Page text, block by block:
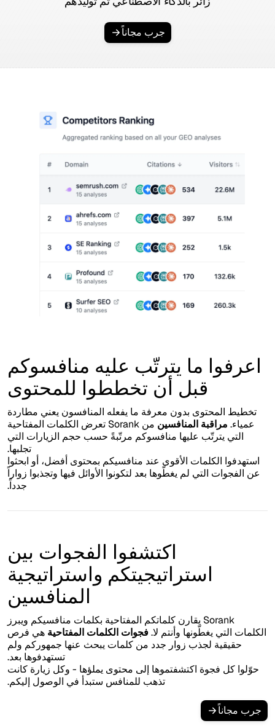
جرب مجاناً
اعرفوا ما يترتّب عليه منافسوكم
قبل أن تخططوا للمحتوى
تخطيط المحتوى بدون معرفة ما يفعله المنافسون يعني مطاردة
عمياء. مراقبة المنافسين
من Sorank تعرض الكلمات المفتاحية
التي يترتّب عليها منافسوكم مرتّبةً حسب حجم الزيارات التي
تجلبها.
استهدفوا الكلمات الأقوى عند منافسيكم بمحتوى أفضل، أو ابحثوا
عن الفجوات التي لم يغطّوها بعد لتكونوا الأوائل فيها وتجذبوا زواراً
جدداً.
اكتشفوا الفجوات بين
استراتيجيتكم واستراتيجية
المنافسين
Sorank يقارن كلماتكم المفتاحية بكلمات منافسيكم ويبرز
الكلمات التي يغطّونها وأنتم لا.فجوات الكلمات المفتاحية هي فرص
حقيقية لجذب زوار جدد من كلمات يبحث عنها جمهوركم ولم
تستهدفوها بعد.
حوّلوا كل فجوة اكتشفتموها إلى محتوى يملؤها - وكل زيارة كانت
تذهب للمنافس ستبدأ في الوصول إليكم.
جرب مجاناً